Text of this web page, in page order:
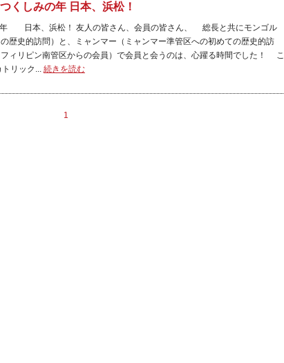
くしみの年 日本、浜松！
年 日本、浜松！ 友人の皆さん、会員の皆さん、 総長と共にモンゴル
歴史的訪問）と、ミャンマー（ミャンマー準管区への初めての歴史的訪
ィリピン南管区からの会員）で会員と会うのは、心躍る時間でした！ こ
リック... 続きを読む
1